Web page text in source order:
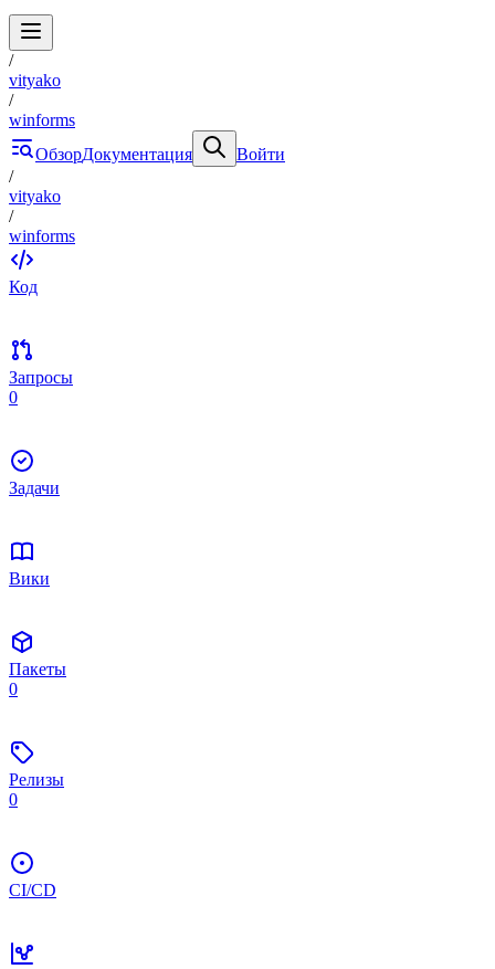
/
vityako
/
winforms
ОбзорДокументация
Войти
/
vityako
/
winforms
Код
Запросы
0
Задачи
Вики
Пакеты
0
Релизы
0
CI/CD